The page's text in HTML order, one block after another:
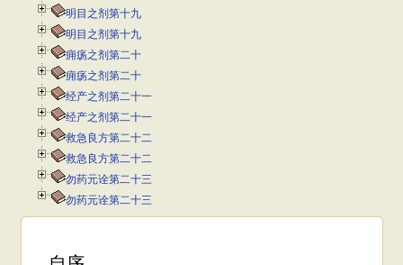
明目之剂第十九
明目之剂第十九
痈疡之剂第二十
痈疡之剂第二十
经产之剂第二十一
经产之剂第二十一
救急良方第二十二
救急良方第二十二
勿药元诠第二十三
勿药元诠第二十三